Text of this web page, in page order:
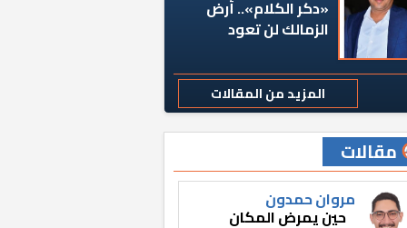
«دكر الكلام».. أرض
الزمالك لن تعود
المزيد من المقالات
مقالات
مروان حمدون
حين يمرض المكان